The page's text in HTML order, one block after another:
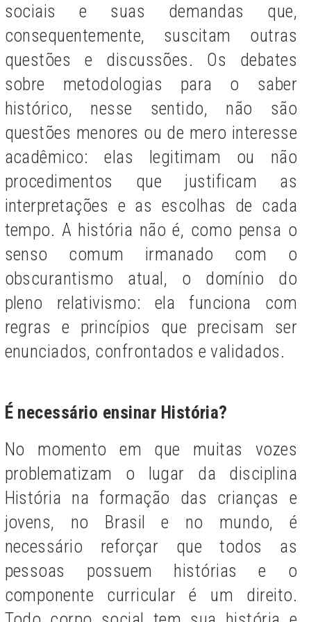
sociais e suas demandas que,
consequentemente, suscitam outras
questões e discussões. Os debates
sobre metodologias para o saber
histórico, nesse sentido, não são
questões menores ou de mero interesse
acadêmico: elas legitimam ou não
procedimentos que justificam as
interpretações e as escolhas de cada
tempo. A história não é, como pensa o
senso comum irmanado com o
obscurantismo atual, o domínio do
pleno relativismo: ela funciona com
regras e princípios que precisam ser
enunciados, confrontados e validados.
É necessário ensinar História?
No momento em que muitas vozes
problematizam o lugar da disciplina
História na formação das crianças e
jovens, no Brasil e no mundo, é
necessário reforçar que todos as
pessoas possuem histórias e o
componente curricular é um direito.